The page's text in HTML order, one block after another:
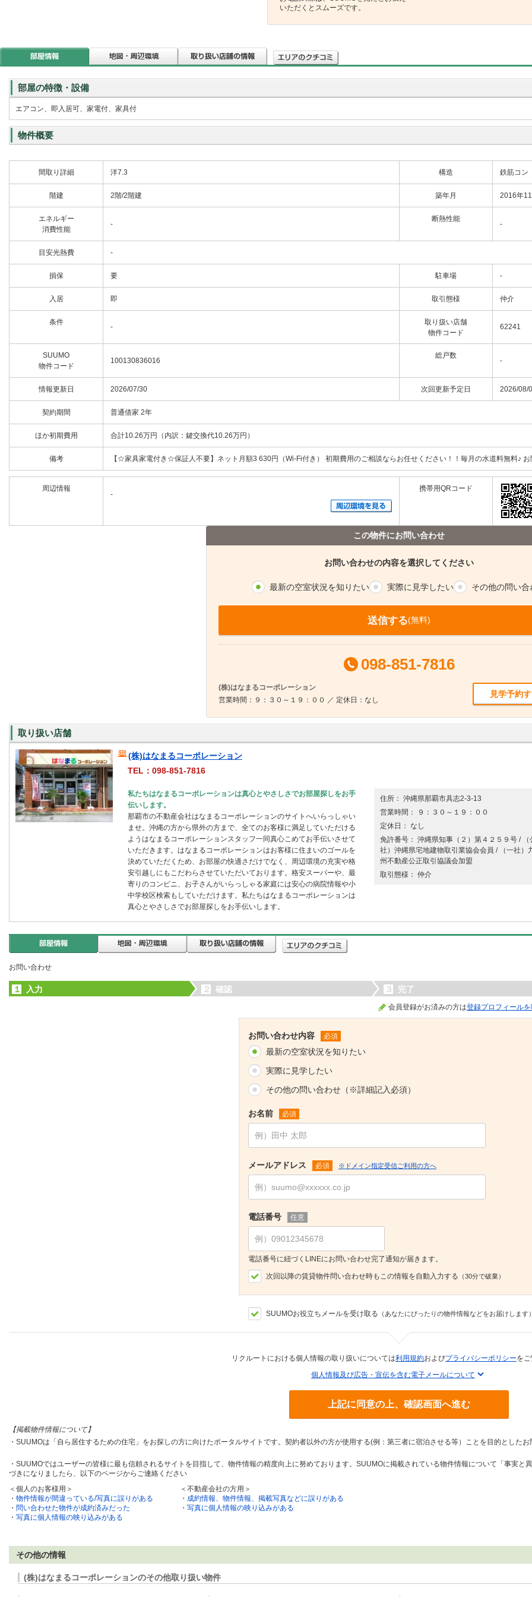
いただくとスムーズです。
部屋の特徴・設備
エアコン、即入居可、家電付、家具付
物件概要
間取り詳細 洋7.3 構造 鉄筋コン
階建 2階/2階建 築年月 2016年11
エネルギー
消費性能
-
断熱性能
-
目安光熱費 -
損保 要 駐車場 -
入居 即 取引態様 仲介
条件
-
取り扱い店舗
物件コード
62241
SUUMO
物件コード
100130836016
総戸数
-
情報更新日 2026/07/30 次回更新予定日 2026/08/
契約期間 普通借家 2年
ほか初期費用 合計10.26万円（内訳：鍵交換代10.26万円）
備考 【☆家具家電付き☆保証人不要】ネット月額3 630円（Wi-Fi付き） 初期費用のご相談ならお任せください！！毎月の水道料無料♪
周辺情報
-
携帯用QRコード
この物件にお問い合わせ
お問い合わせの内容を選択してください
最新の空室状況を知りたい 実際に 見学したい その他の問い合
送信する(無料)
098-851-7816
(株)はなまるコーポレーション
営業時間：９：３０～１９：００ ／ 定休日：なし
見学予約
取り扱い店舗
(株)はなまるコーポレーション
TEL：098-851-7816
私たちはなまるコーポレーションは真心とやさしさでお部屋探しをお手
伝いします。
那覇市の不動産会社はなまるコーポレーションのサイトへいらっしゃい
ませ。沖縄の方から県外の方まで、全てのお客様に満足していただける
ようはなまるコーポレーションスタッフ一同真心こめてお手伝いさせて
いただきます。はなまるコーポレーションはお客様に住まいのゴールを
決めていただくため、お部屋の快適さだけでなく、周辺環境の充実や格
安引越しにもこだわらさせていただいております。格安スーパーや、最
寄りのコンビニ、お子さんがいらっしゃる家庭には安心の病院情報や小
中学校区検索もしていただけます。私たちはなまるコーポレーションは
真心とやさしさでお部屋探しをお手伝いします。
住所： 沖縄県那覇市具志2-3-13
営業時間： ９：３０～１９：００
定休日： なし
免許番号： 沖縄県知事（２）第４２５９号 / （
社）沖縄県宅地建物取引業協会会員 / （一社）
州不動産公正取引協議会加盟
取引態様： 仲介
お問い合わせ
１ 入力 ２ 確認 ３ 完了
会員登録がお済みの方は登録プロフィールを
お問い合わせ内容 必須
最新の空室状況を知りたい
実際に見学したい
その他の問い合わせ（※詳細記入必須）
お名前 必須
メールアドレス 必須 ※ドメイン指定受信ご利用の方へ
電話番号 任意
電話番号に紐づくLINEにお問い合わせ完了通知が届きます。
次回以降の賃貸物件問い合わせ時もこの情報を自動入力する （30分で破棄）
SUUMOお役立ちメールを受け取る （あなたにぴったりの物件情報などをお届けします）
リクルートにおける個人情報の取り扱いについては利用規約およびプライバシーポリシーを
個人情報及び広告・宣伝を含む電子メールについて
上記に同意の上、確認画面へ進む
【掲載物件情報について】
・SUUMOは「自ら居住するための住宅」をお探しの方に向けたポータルサイトです。契約者以外の方が使用する(例：第三者に宿泊させる等）ことを目的とした
・SUUMOではユーザーの皆様に最も信頼されるサイトを目指して、物件情報の精度向上に努めております。SUUMOに掲載されている物件情報について「事実
づきになりましたら、以下のページからご連絡ください
＜個人のお客様用＞
・ 物件情報が間違っている/写真に誤りがある
・ 問い合わせた物件が成約済みだった
・ 写真に個人情報の映り込みがある
＜不動産会社の方用＞
・ 成約情報、物件情報、掲載写真などに誤りがある
・ 写真に個人情報の映り込みがある
その他の情報
(株)はなまるコーポレーションのその他取り扱い物件